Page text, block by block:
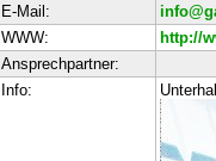
E-Mail:
WWW:
http://
Ansprechpartner:
Info: